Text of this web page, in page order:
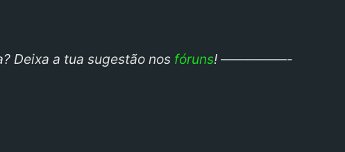
Deixa a tua sugestão nos fóruns! —————-